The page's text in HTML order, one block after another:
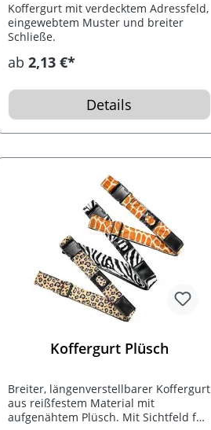
Koffergurt mit verdecktem Adressfeld,
eingewebtem Muster und breiter
Schließe.
ab 2,13 €*
Details
Koffergurt Plüsch
Breiter, längenverstellbarer Koffergurt
aus reißfestem Material mit
aufgenähtem Plüsch. Mit Sichtfeld für